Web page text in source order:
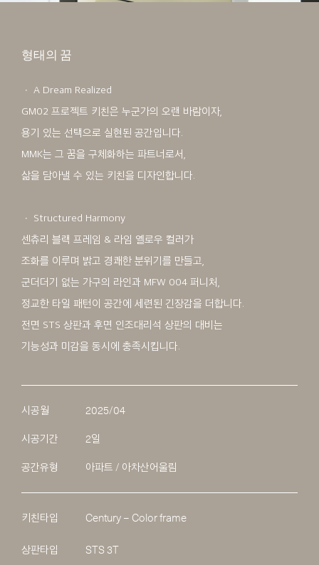
형태의 꿈
ㆍ A Dream Realized
GM02 프로젝트 키친은 누군가의 오랜 바람이자,
용기 있는 선택으로 실현된 공간입니다.
MMK는 그 꿈을 구체화하는 파트너로서,
삶을 담아낼 수 있는 키친을 디자인합니다.
ㆍ Structured Harmony
센츄리 블랙 프레임 & 라임 옐로우 컬러가
조화를 이루며 밝고 경쾌한 분위기를 만들고,
군더더기 없는 가구의 라인과 MFW 004 퍼니처,
정교한 타일 패턴이 공간에 세련된 긴장감을 더합니다.
전면 STS 상판과 후면 인조대리석 상판의 대비는
기능성과 미감을 동시에 충족시킵니다.
시공월 2025/04
시공기간 2일
공간유형 아파트 / 아차산어울림
키친타입 Century – Color frame
상판타입 STS 3T